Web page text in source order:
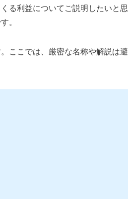
る利益についてご説明したいと思
。
ここでは、厳密な名称や解説は避